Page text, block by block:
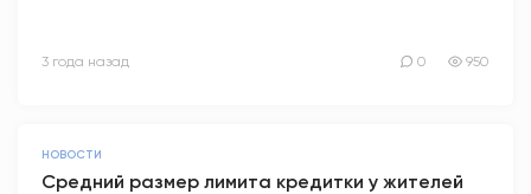
3 года назад 0 950
НОВОСТИ
Средний размер лимита кредитки у жителей